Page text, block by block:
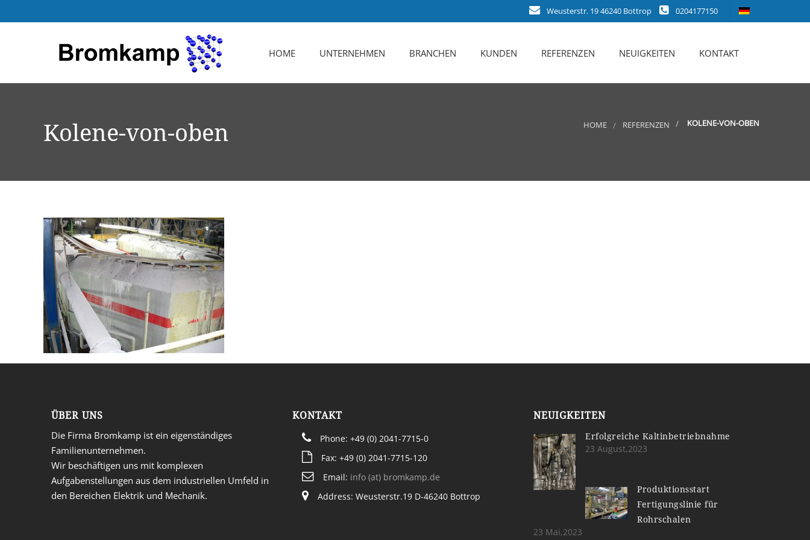
Weusterstr. 19 46240 Bottrop 0204177150
HOME UNTERNEHMEN
Das sind Wir
BRANCHEN KUNDEN REFERENZEN NEUIGKEITEN KONTAKT
Kolene-von-oben HOME REFERENZEN KOLENE-VON-OBEN
ÜBER UNS
Die Firma Bromkamp ist ein eigenständiges
Familienunternehmen.
Wir beschäftigen uns mit komplexen
Aufgabenstellungen aus dem industriellen Umfeld in
den Bereichen Elektrik und Mechanik.
KONTAKT
Phone: +49 (0) 2041-7715-0
Fax: +49 (0) 2041-7715-120
Email: info (at) bromkamp.de
Address: Weusterstr.19 D-46240 Bottrop
NEUIGKEITEN
Erfolgreiche Kaltinbetriebnahme
23 August,2023
Produktionsstart
Fertigungslinie für
Rohrschalen
23 Mai,2023